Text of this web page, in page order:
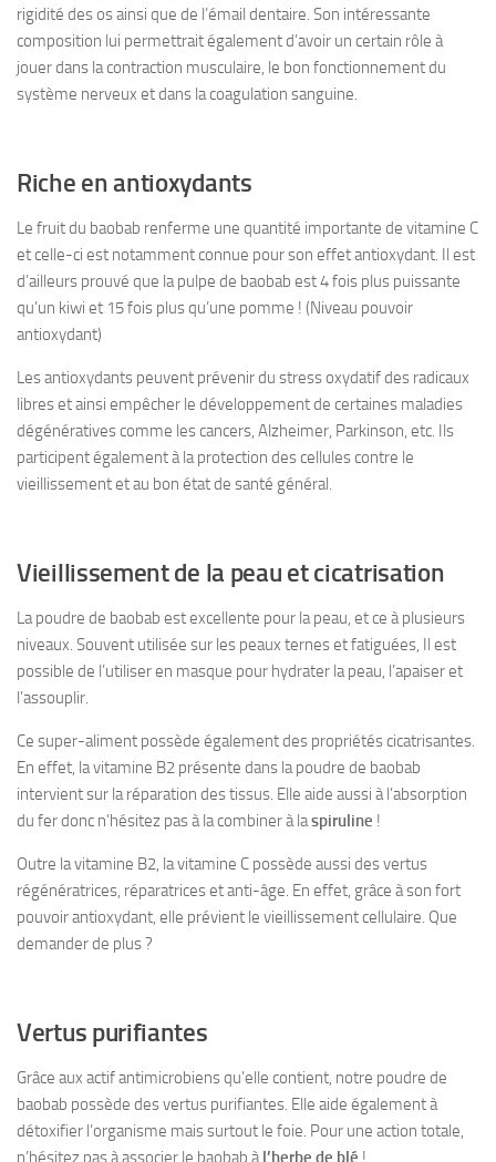
rigidité des os ainsi que de l’émail dentaire. Son intéressante
composition lui permettrait également d’avoir un certain rôle à
jouer dans la contraction musculaire, le bon fonctionnement du
système nerveux et dans la coagulation sanguine.
Riche en antioxydants
Le fruit du baobab renferme une quantité importante de vitamine C
et celle-ci est notamment connue pour son effet antioxydant. Il est
d’ailleurs prouvé que la pulpe de baobab est 4 fois plus puissante
qu’un kiwi et 15 fois plus qu’une pomme ! (Niveau pouvoir
antioxydant)
Les antioxydants peuvent prévenir du stress oxydatif des radicaux
libres et ainsi empêcher le développement de certaines maladies
dégénératives comme les cancers, Alzheimer, Parkinson, etc. Ils
participent également à la protection des cellules contre le
vieillissement et au bon état de santé général.
Vieillissement de la peau et cicatrisation
La poudre de baobab est excellente pour la peau, et ce à plusieurs
niveaux. Souvent utilisée sur les peaux ternes et fatiguées, Il est
possible de l’utiliser en masque pour hydrater la peau, l’apaiser et
l’assouplir.
Ce super-aliment possède également des propriétés cicatrisantes.
En effet, la vitamine B2 présente dans la poudre de baobab
intervient sur la réparation des tissus. Elle aide aussi à l’absorption
du fer donc n’hésitez pas à la combiner à laspiruline !
Outre la vitamine B2, la vitamine C possède aussi des vertus
régénératrices, réparatrices et anti-âge. En effet, grâce à son fort
pouvoir antioxydant, elle prévient le vieillissement cellulaire. Que
demander de plus ?
Vertus purifiantes
Grâce aux actif antimicrobiens qu’elle contient, notre poudre de
baobab possède des vertus purifiantes. Elle aide également à
détoxifier l’organisme mais surtout le foie. Pour une action totale,
n’hésitez pas à associer le baobab à l’herbe de blé !